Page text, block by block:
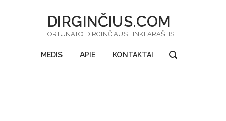
DIRGINČIUS.COM
FORTUNATO DIRGINČIAUS TINKLARAŠTIS
MEDIS APIE KONTAKTAI
OPEN
BAR